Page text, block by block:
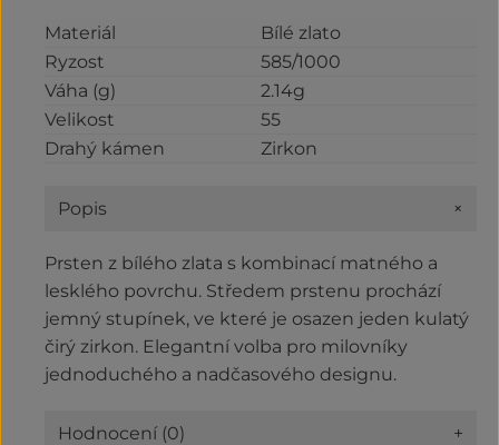
Materiál
Bílé zlato
Ryzost
585/1000
Váha (g)
2.14g
Velikost
55
Drahý kámen
Zirkon
Popis +
Prsten z bílého zlata s kombinací matného a
lesklého povrchu. Středem prstenu prochází
jemný stupínek, ve které je osazen jeden kulatý
čirý zirkon. Elegantní volba pro milovníky
jednoduchého a nadčasového designu.
Hodnocení (0) +